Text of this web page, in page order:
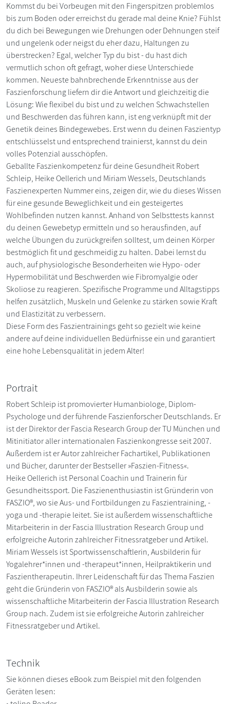
Kommst du bei Vorbeugen mit den Fingerspitzen problemlos
bis zum Boden oder erreichst du gerade mal deine Knie? Fühlst
du dich bei Bewegungen wie Drehungen oder Dehnungen steif
und ungelenk oder neigst du eher dazu, Haltungen zu
überstrecken? Egal, welcher Typ du bist - du hast dich
vermutlich schon oft gefragt, woher diese Unterschiede
kommen. Neueste bahnbrechende Erkenntnisse aus der
Faszienforschung liefern dir die Antwort und gleichzeitig die
Lösung: Wie flexibel du bist und zu welchen Schwachstellen
und Beschwerden das führen kann, ist eng verknüpft mit der
Genetik deines Bindegewebes. Erst wenn du deinen Faszientyp
entschlüsselst und entsprechend trainierst, kannst du dein
volles Potenzial ausschöpfen.
Geballte Faszienkompetenz für deine Gesundheit Robert
Schleip, Heike Oellerich und Miriam Wessels, Deutschlands
Faszienexperten Nummer eins, zeigen dir, wie du dieses Wissen
für eine gesunde Beweglichkeit und ein gesteigertes
Wohlbefinden nutzen kannst. Anhand von Selbsttests kannst
du deinen Gewebetyp ermitteln und so herausfinden, auf
welche Übungen du zurückgreifen solltest, um deinen Körper
bestmöglich fit und geschmeidig zu halten. Dabei lernst du
auch, auf physiologische Besonderheiten wie Hypo- oder
Hypermobilität und Beschwerden wie Fibromyalgie oder
Skoliose zu reagieren. Spezifische Programme und Alltagstipps
helfen zusätzlich, Muskeln und Gelenke zu stärken sowie Kraft
und Elastizität zu verbessern.
Diese Form des Faszientrainings geht so gezielt wie keine
andere auf deine individuellen Bedürfnisse ein und garantiert
eine hohe Lebensqualität in jedem Alter!
Portrait
Robert Schleip ist promovierter Humanbiologe, Diplom-
Psychologe und der führende Faszienforscher Deutschlands. Er
ist der Direktor der Fascia Research Group der TU München und
Mitinitiator aller internationalen Faszienkongresse seit 2007.
Außerdem ist er Autor zahlreicher Fachartikel, Publikationen
und Bücher, darunter der Bestseller »Faszien-Fitness«.
Heike Oellerich ist Personal Coachin und Trainerin für
Gesundheitssport. Die Faszienenthusiastin ist Gründerin von
FASZIO®, wo sie Aus- und Fortbildungen zu Faszientraining, -
yoga und -therapie leitet. Sie ist außerdem wissenschaftliche
Mitarbeiterin in der Fascia Illustration Research Group und
erfolgreiche Autorin zahlreicher Fitnessratgeber und Artikel.
Miriam Wessels ist Sportwissenschaftlerin, Ausbilderin für
Yogalehrer*innen und -therapeut*innen, Heilpraktikerin und
Faszientherapeutin. Ihrer Leidenschaft für das Thema Faszien
geht die Gründerin von FASZIO® als Ausbilderin sowie als
wissenschaftliche Mitarbeiterin der Fascia Illustration Research
Group nach. Zudem ist sie erfolgreiche Autorin zahlreicher
Fitnessratgeber und Artikel.
Technik
Sie können dieses eBook zum Beispiel mit den folgenden
Geräten lesen: